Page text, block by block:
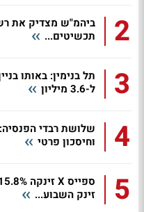
2
ביהמ"ש מצדיק את
תכשיטים...
3
ל-3.6 מיליון
4
שלושת רבדי
וחיסכון פרטי
5
זינק השבוע...